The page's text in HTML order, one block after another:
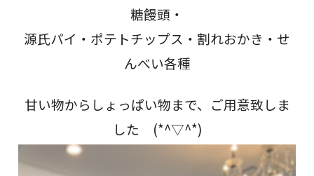
糖饅頭・
源氏パイ・ポテトチップス・割れおかき・せ
んべい各種
甘い物からしょっぱい物まで、ご用意致しま
した (*^▽^*)